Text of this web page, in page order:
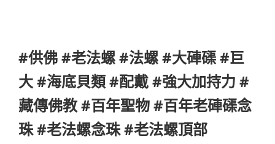
#供佛 #老法螺 #法螺 #大硨磲 #巨
大 #海底貝類 #配戴 #強大加持力 #
藏傳佛教 #百年聖物 #百年老硨磲念
珠 #老法螺念珠 #老法螺頂部